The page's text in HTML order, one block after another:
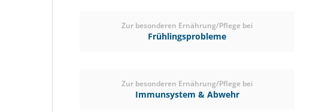
Zur besonderen Ernährung/Pflege bei
Frühlingsprobleme
Zur besonderen Ernährung/Pflege bei
Immunsystem & Abwehr